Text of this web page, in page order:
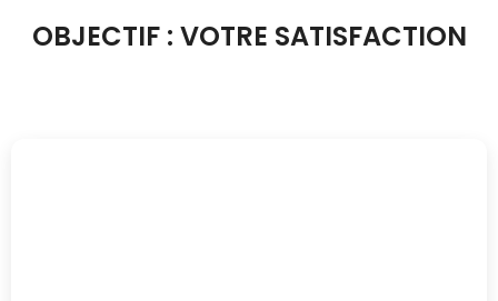
OBJECTIF : VOTRE SATISFACTION